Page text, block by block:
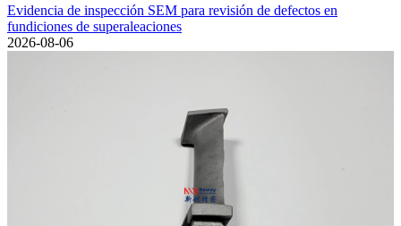
Evidencia de inspección SEM para revisión de defectos en
fundiciones de superaleaciones
2026-08-06